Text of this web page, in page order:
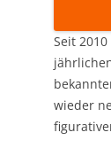
Seit
wieder